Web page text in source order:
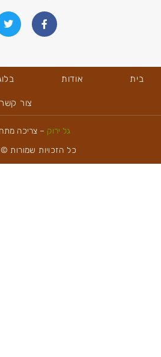
אודות
צור קשר
גל ירוק– צריכה מתחשבת
כל הזכויות שמורות © 2020